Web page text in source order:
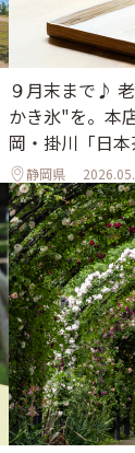
９月末まで♪
かき氷"を。本
岡・掛川「日本
静岡県